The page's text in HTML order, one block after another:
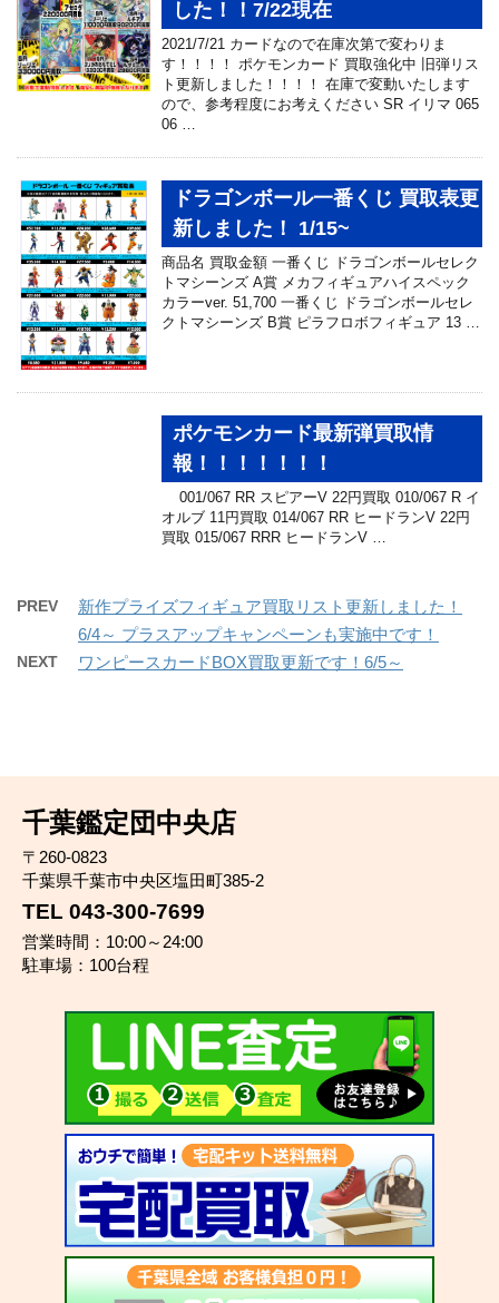
した！！7/22現在
2021/7/21 カードなので在庫次第で変わりま
す！！！！ ポケモンカード 買取強化中 旧弾リス
ト更新しました！！！！ 在庫で変動いたします
ので、参考程度にお考えください SR イリマ 065
06 …
ドラゴンボール一番くじ 買取表更
新しました！ 1/15~
商品名 買取金額 一番くじ ドラゴンボールセレク
トマシーンズ A賞 メカフィギュアハイスペック
カラーver. 51,700 一番くじ ドラゴンボールセレ
クトマシーンズ B賞 ピラフロボフィギュア 13 …
ポケモンカード最新弾買取情
報！！！！！！！
001/067 RR スピアーV 22円買取 010/067 R イ
オルブ 11円買取 014/067 RR ヒードランV 22円
買取 015/067 RRR ヒードランV …
PREV
新作プライズフィギュア買取リスト更新しました！
6/4～ プラスアップキャンペーンも実施中です！
NEXT ワンピースカードBOX買取更新です！6/5～
千葉鑑定団中央店
〒260-0823
千葉県千葉市中央区塩田町385-2
TEL 043-300-7699
営業時間：10:00～24:00
駐車場：100台程